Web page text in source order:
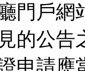
門戶網
的公告
申請